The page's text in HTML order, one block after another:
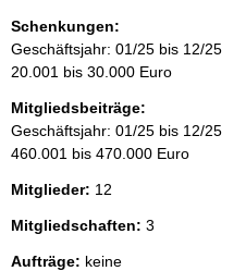
Schenkungen:
Geschäftsjahr: 01/25 bis 12/25
20.001 bis 30.000 Euro
Mitgliedsbeiträge:
Geschäftsjahr: 01/25 bis 12/25
460.001 bis 470.000 Euro
Mitglieder: 12
Mitgliedschaften: 3
Aufträge: keine